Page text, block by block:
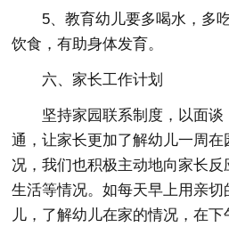
5、教育幼儿要多喝水，多
饮食，有助身体发育。
六、家长工作计划
坚持家园联系制度，以面
通，让家长更加了解幼儿一周
况，我们也积极主动地向家长反
生活等情况。如每天早上用亲
儿，了解幼儿在家的情况，在